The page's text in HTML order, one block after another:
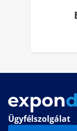
Ügyfélszolgálat